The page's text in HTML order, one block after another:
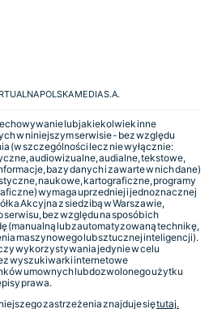
POLSKA MEDIA S.A.
lub jakiekolwiek inne
w niniejszym serwisie - bez względu
(w szczególności lecz nie wyłącznie:
audiowizualne, audialne, tekstowe,
bazy danych i zawarte w nich dane)
naukowe, kartograficzne, programy
wymaga uprzedniej i jednoznacznej
Akcyjna z siedzibą w Warszawie,
bez względu na sposób ich
(manualną lub zautomatyzowaną technikę,
maszynowego lub sztucznej inteligencji).
wykorzystywania jedynie w celu
wyszukiwarki internetowe
umownych lub dozwolonego użytku
prawa.
zastrzeżenia znajduje siętutaj.